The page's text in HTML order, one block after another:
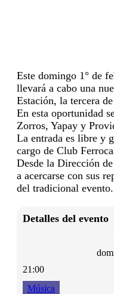
Este domingo 1° de
llevará a cabo una
Estación, la tercera
En esta oportunidad
Zorros, Yapay y
La entrada es libre y
cargo de Club
Desde la Dirección
a acercarse con sus
del tradicional evento.
Detalles del evento
21:00
Música